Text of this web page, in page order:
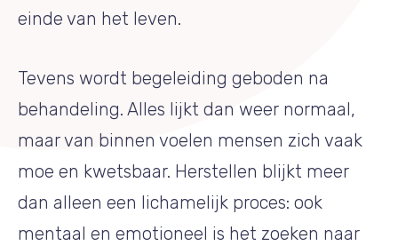
einde van het leven.
Tevens wordt begeleiding geboden na
behandeling. Alles lijkt dan weer normaal,
maar van binnen voelen mensen zich vaak
moe en kwetsbaar. Herstellen blijkt meer
dan alleen een lichamelijk proces: ook
mentaal en emotioneel is het zoeken naar